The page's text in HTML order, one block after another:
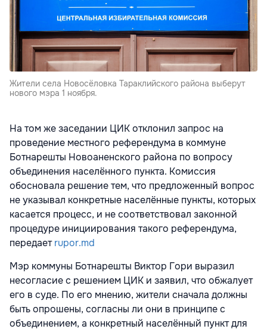
Жители села Новосёловка Тараклийского района выберут
нового мэра 1 ноября.
На том же заседании ЦИК отклонил запрос на
проведение местного референдума в коммуне
Ботнарешты Новоаненского района по вопросу
объединения населённого пункта. Комиссия
обосновала решение тем, что предложенный вопрос
не указывал конкретные населённые пункты, которых
касается процесс, и не соответствовал законной
процедуре инициирования такого референдума,
передаетrupor.md
Мэр коммуны Ботнарешты Виктор Гори выразил
несогласие с решением ЦИК и заявил, что обжалует
его в суде. По его мнению, жители сначала должны
быть опрошены, согласны ли они в принципе с
объединением, а конкретный населённый пункт для